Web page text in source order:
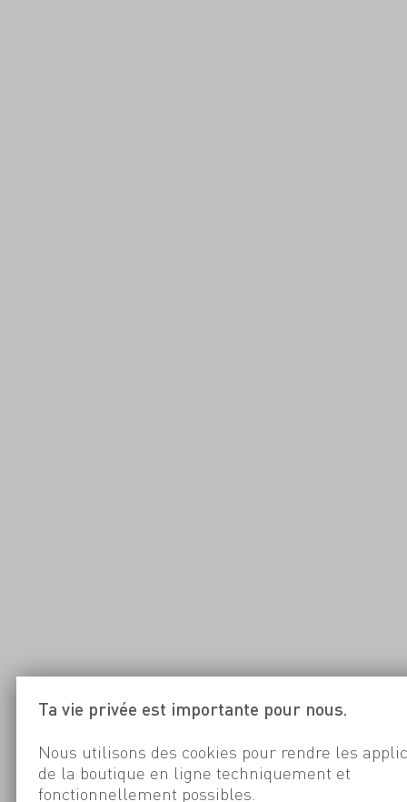
Ta vie privée est importante pour nous.
Nous utilisons des cookies pour rendre les
de la boutique en ligne techniquement et
fonctionnellement possibles.